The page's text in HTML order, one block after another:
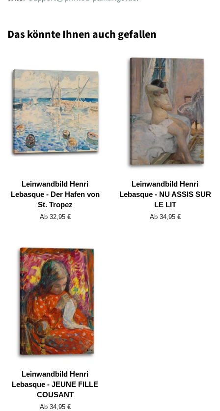
Das könnte Ihnen auch gefallen
Leinwandbild Henri
Lebasque - Der Hafen von
St. Tropez
Ab 32,95 €
Leinwandbild Henri
Lebasque - NU ASSIS SUR
LE LIT
Ab 34,95 €
Leinwandbild Henri
Lebasque - JEUNE FILLE
COUSANT
Ab 34,95 €